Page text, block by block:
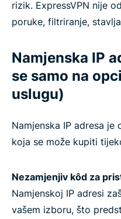
rizik. ExpressVPN nije
poruke, filtriranje,
Namjenska IP
se samo na
uslugu)
Namjenska IP adresa je
koja se može kupiti
Nezamjenjiv kôd za
Namjenskoj IP adresi
vašem izboru, što